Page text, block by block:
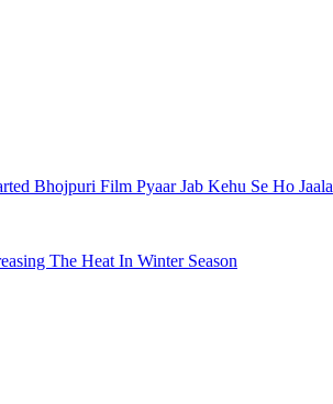
Bhojpuri Film Pyaar Jab Kehu Se Ho Jaala
The Heat In Winter Season